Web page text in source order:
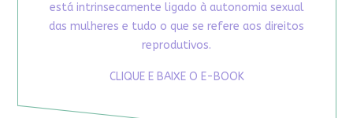
está intrinsecamente ligado à autonomia sexual
das mulheres e tudo o que se refere aos direitos
reprodutivos.
CLIQUE E BAIXE O E-BOOK